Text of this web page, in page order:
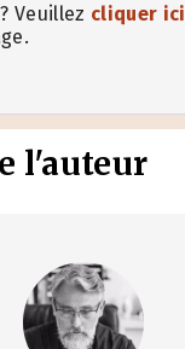
Veuillez cliquer ici
l'auteur